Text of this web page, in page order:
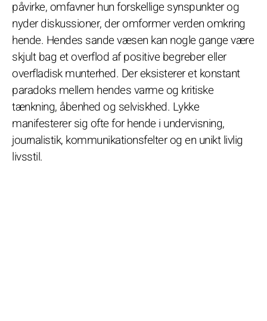
påvirke, omfavner hun forskellige synspunkter og
nyder diskussioner, der omformer verden omkring
hende. Hendes sande væsen kan nogle gange være
skjult bag et overflod af positive begreber eller
overfladisk munterhed. Der eksisterer et konstant
paradoks mellem hendes varme og kritiske
tænkning, åbenhed og selviskhed. Lykke
manifesterer sig ofte for hende i undervisning,
journalistik, kommunikationsfelter og en unikt livlig
livsstil.